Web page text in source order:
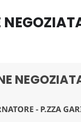
- P.ZZA